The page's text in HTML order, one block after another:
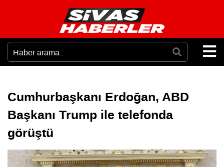
Cumhurbaşkanı Erdoğan, ABD
Başkanı Trump ile telefonda
görüştü